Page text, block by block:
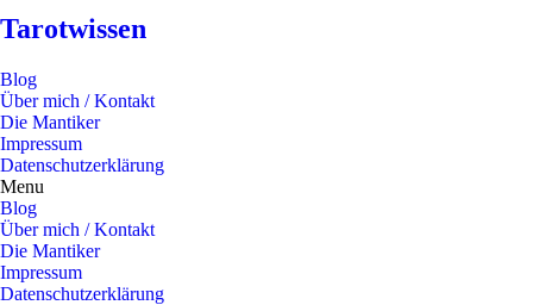
Tarotwissen
Blog
Über mich / Kontakt
Die Mantiker
Impressum
Datenschutzerklärung
Menu
Blog
Über mich / Kontakt
Die Mantiker
Impressum
Datenschutzerklärung